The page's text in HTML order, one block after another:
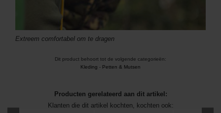
Extreem comfortabel om te dragen
Dit product behoort tot de volgende categorieën:
Kleding - Petten & Mutsen
Producten gerelateerd aan dit artikel:
Klanten die dit artikel kochten, kochten ook: